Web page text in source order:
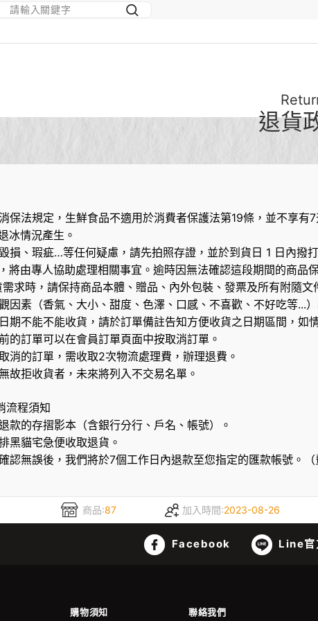
退貨
保法規定，生鮮食品不適用於消費者保護法第19條，並不享
冰情況產生。
損、瑕疵…等任何疑慮，請先拍照存證，並於到貨日 1 日內
將由專人協助處理相關事宜。逾時因無法確認這段期間的商品
求時，請保持商品本體、贈品、內外包裝、發票及所有附隨
因素（香氣、大小、甜度、色澤、口感、不喜歡、不好吃等...
期不能不能收貨，請於訂單備註告知方便收貨之日期區間，如
的訂單可以在會員訂單頁面中按取消訂單。
消的訂單，需收取2次物流處理費，辦理退費。
故拒收貨者，未來將列入不交易名單。
流程須知
款的存摺影本（含銀行分行、戶名、帳號）。
黑貓宅急便收取退貨。
認無誤後，我們將於7個工作日內退款至您指定的匯款帳號。
商品:87 加入時間:2023-08-26
Facebook Line官
購物須知 聯絡我們